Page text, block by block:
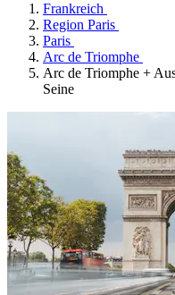
Frankreich
Region Paris
Paris
Arc de Triomphe
Arc de Triomphe +
Seine